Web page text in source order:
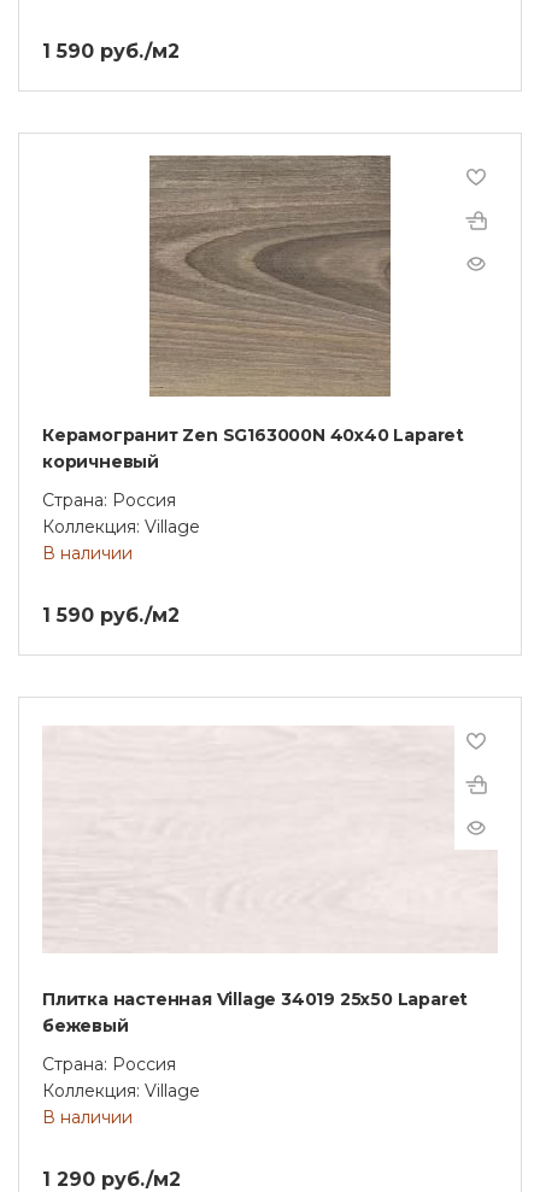
1 590 руб./м2
Керамогранит Zen SG163000N 40х40 Laparet
коричневый
Страна: Россия
Коллекция: Village
В наличии
1 590 руб./м2
Плитка настенная Village 34019 25х50 Laparet
бежевый
Страна: Россия
Коллекция: Village
В наличии
1 290 руб./м2